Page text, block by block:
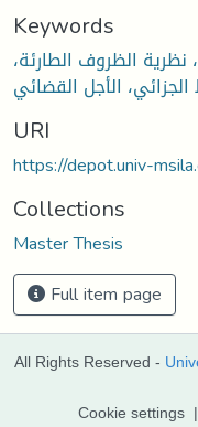
Keywords
نظرية الظروف الطارئة،
URI
https://depot.univ-
Collections
Master Thesis
Full item page
All Rights Reserved -
Cookie settings |